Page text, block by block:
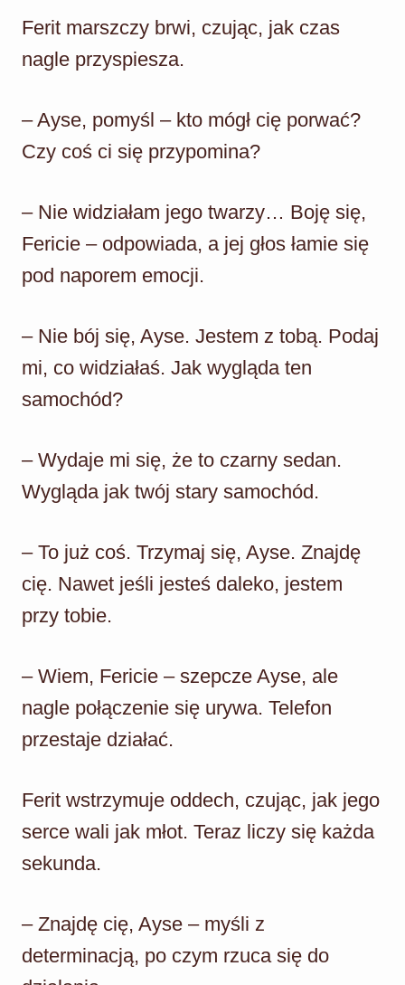
Ferit marszczy brwi, czując, jak czas
nagle przyspiesza.
– Ayse, pomyśl – kto mógł cię porwać?
Czy coś ci się przypomina?
– Nie widziałam jego twarzy… Boję się,
Fericie – odpowiada, a jej głos łamie się
pod naporem emocji.
– Nie bój się, Ayse. Jestem z tobą. Podaj
mi, co widziałaś. Jak wygląda ten
samochód?
– Wydaje mi się, że to czarny sedan.
Wygląda jak twój stary samochód.
– To już coś. Trzymaj się, Ayse. Znajdę
cię. Nawet jeśli jesteś daleko, jestem
przy tobie.
– Wiem, Fericie – szepcze Ayse, ale
nagle połączenie się urywa. Telefon
przestaje działać.
Ferit wstrzymuje oddech, czując, jak jego
serce wali jak młot. Teraz liczy się każda
sekunda.
– Znajdę cię, Ayse – myśli z
determinacją, po czym rzuca się do